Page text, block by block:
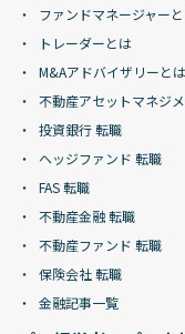
ファンドマネージャー
トレーダーとは
M&Aアドバイザリーとは
不動産アセットマネジ
投資銀行 転職
ヘッジファンド 転職
FAS 転職
不動産金融 転職
不動産ファンド 転職
保険会社 転職
金融記事一覧